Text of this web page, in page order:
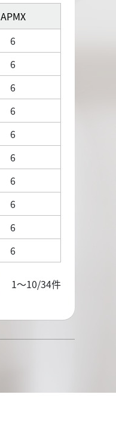
APMX
6
6
6
6
6
6
6
6
6
6
1～10/34件